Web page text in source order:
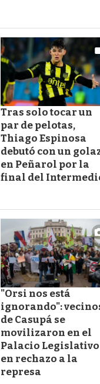
Tras solo tocar un
par de pelotas,
Thiago Espinosa
debutó con un
en Peñarol por la
final del
"Orsi nos está
ignorando":
de Casupá se
movilizaron en el
Palacio Legislativo
en rechazo a la
represa